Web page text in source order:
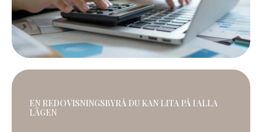
EN REDOVISNINGSBYRÅ DU KAN LITA PÅ I ALLA
LÄGEN